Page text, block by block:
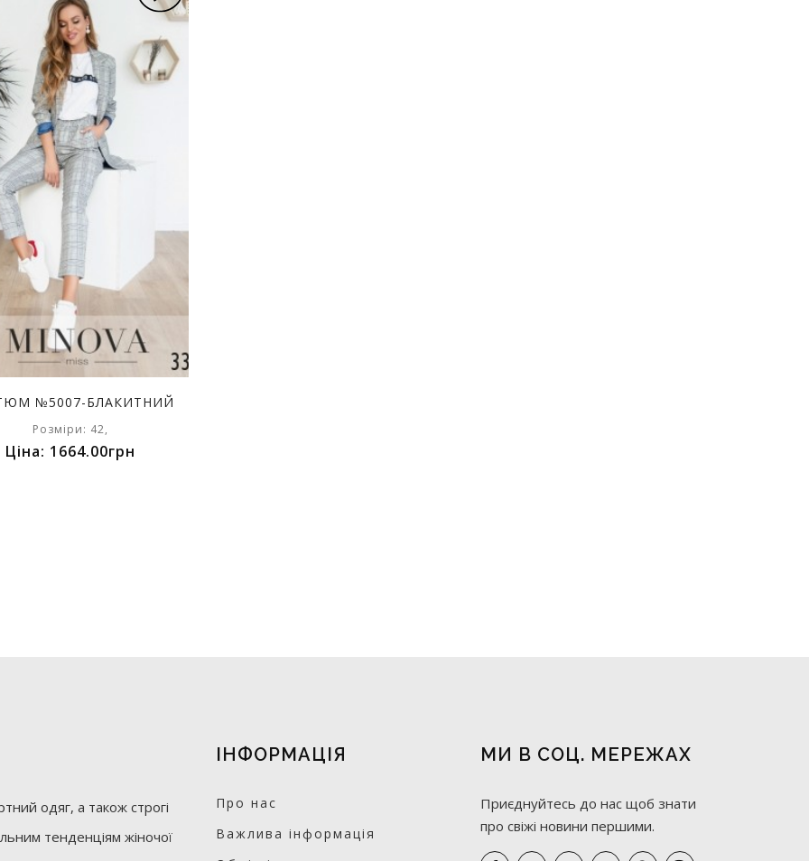
№5007-БЛАКИТНИЙ
Розміри: 42,
Ціна: 1664.00грн
одяг, а також строгі
тенденціям жіночої
ІНФОРМАЦІЯ
Про нас
Важлива інформація
МИ В СОЦ. МЕРЕЖАХ
Приєднуйтесь до нас щоб знати
про свіжі новини першими.